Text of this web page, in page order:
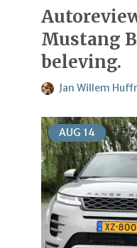
Mustang
beleving.
Jan Willem
AUG 14